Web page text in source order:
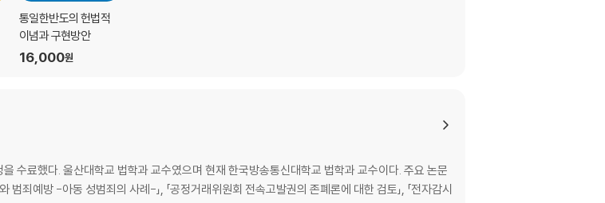
통일한반도의 헌법적
이념과 구현방안
16,000원
수료했다. 울산대학교 법학과 교수였으며 현재 한국방송통신대학교 법학과 교수이다. 주요 논문
와 범죄예방 -아동 성범죄의 사례-」, 「공정거래위원회 전속고발권의 존폐론에 대한 검토」, 「전자감시